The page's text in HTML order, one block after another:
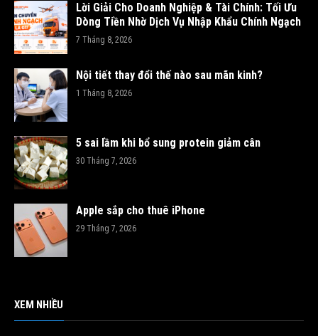
Lời Giải Cho Doanh Nghiệp & Tài Chính: Tối Ưu
Dòng Tiền Nhờ Dịch Vụ Nhập Khẩu Chính Ngạch
7 Tháng 8, 2026
Nội tiết thay đổi thế nào sau mãn kinh?
1 Tháng 8, 2026
5 sai lầm khi bổ sung protein giảm cân
30 Tháng 7, 2026
Apple sắp cho thuê iPhone
29 Tháng 7, 2026
XEM NHIỀU